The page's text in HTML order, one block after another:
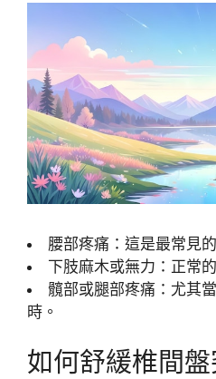
腰部疼痛：這是最常見
下肢麻木或無力：正常
髖部或腿部疼痛：尤其
時。
如何舒緩椎間盤